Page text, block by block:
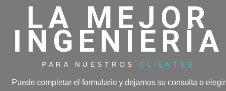
LA MEJOR
INGENIERÍA
PARA NUESTROS CLIENTES
Puede completar el formulario y dejarnos su consulta o elegir